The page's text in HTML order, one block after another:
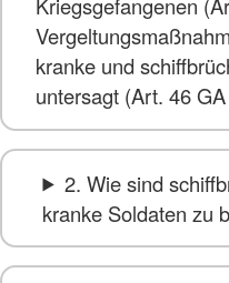
Kriegsgefangenen
kranke und
untersagt (Art. 46
2. Wie sind
kranke Soldaten zu